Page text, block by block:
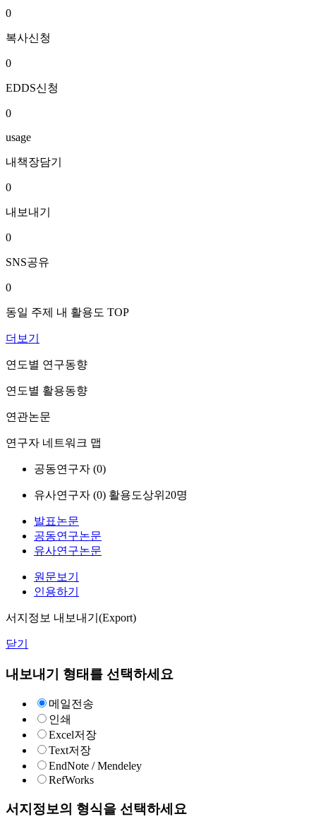
0
복사신청
0
EDDS신청
0
usage
내책장담기
0
내보내기
0
SNS공유
0
동일 주제 내 활용도 TOP
더보기
연도별 연구동향
연도별 활용동향
연관논문
연구자 네트워크 맵
공동연구자 (0)
유사연구자 (0) 활용도상위20명
발표논문
공동연구논문
유사연구논문
원문보기
인용하기
서지정보 내보내기(Export)
닫기
내보내기 형태를 선택하세요
메일전송
인쇄
Excel저장
Text저장
EndNote / Mendeley
RefWorks
서지정보의 형식을 선택하세요